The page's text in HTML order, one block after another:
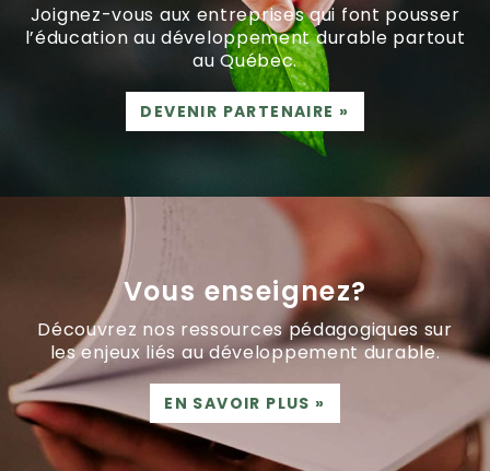
Joignez-vous aux entreprises qui font pousser
l’éducation au développement durable partout
au Québec.
DEVENIR PARTENAIRE »
Vous enseignez?
Découvrez nos ressources pédagogiques sur
les enjeux liés au développement durable.
EN SAVOIR PLUS »